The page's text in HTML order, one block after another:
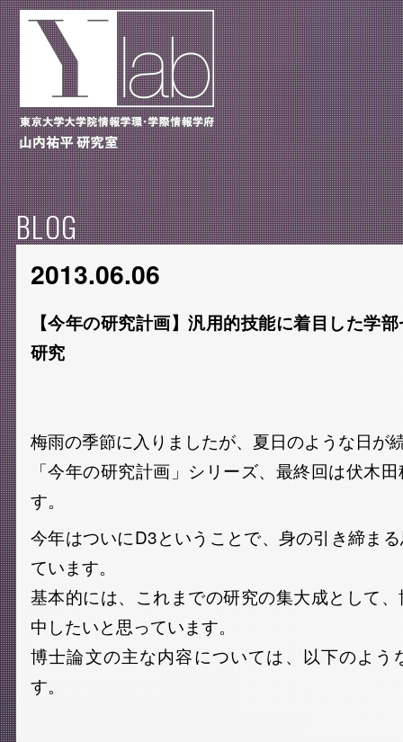
BLOG
2013.06.06
【今年の研究計画】汎用的技能に着目した学
研究
梅雨の季節に入りましたが、夏日のような日が
「今年の研究計画」シリーズ、最終回は伏木
す。
今年はついにD3ということで、身の引き締ま
ています。
基本的には、これまでの研究の集大成として
中したいと思っています。
博士論文の主な内容については、以下のよう
す。